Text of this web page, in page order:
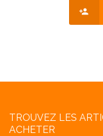
TROUVEZ LES
ACHETER